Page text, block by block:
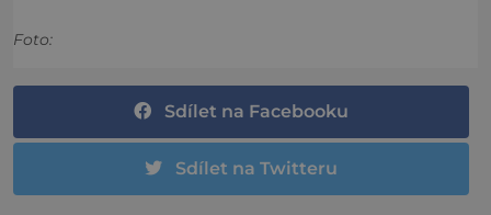
Foto:
Sdílet na Facebooku
Sdílet na Twitteru